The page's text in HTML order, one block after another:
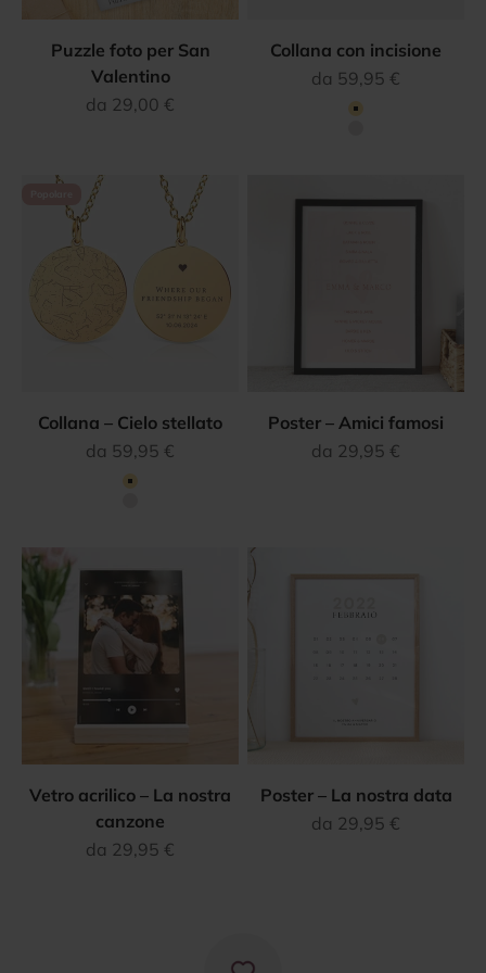
Puzzle foto per San
Valentino
Prezzo scontato
da 29,00 €
Collana con incisione
Prezzo scontato
da 59,95 €
Colore
Collana – Cielo stellato
Prezzo scontato
da 59,95 €
Colore
Poster – Amici famosi
Prezzo scontato
da 29,95 €
Vetro acrilico – La nostra
canzone
Prezzo scontato
da 29,95 €
Poster – La nostra data
Prezzo scontato
da 29,95 €